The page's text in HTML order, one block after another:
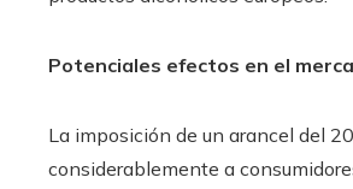
Potenciales efectos en el
La imposición de un arancel del
considerablemente a